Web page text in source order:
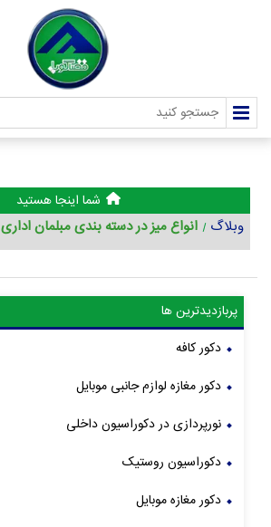
شما اینجا هستید
وبلاگ انواع میز در دسته بندی مبلمان اداری
پربازدیدترین ها
دکور کافه
دکور مغازه لوازم جانبی موبایل
نورپردازی در دکوراسیون داخلی
دکوراسیون روستیک
دکور مغازه موبایل